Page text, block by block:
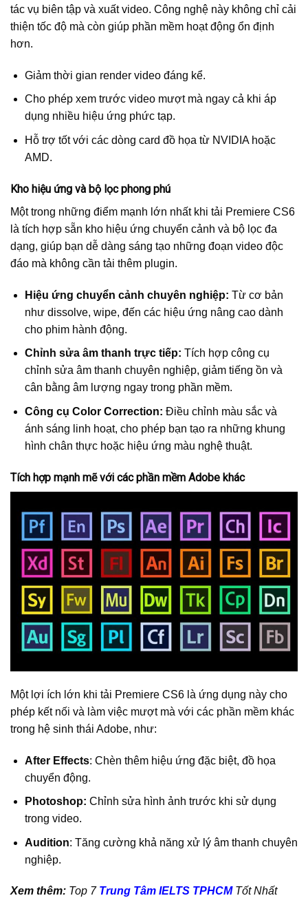
tác vụ biên tập và xuất video. Công nghệ này không chỉ cải
thiện tốc độ mà còn giúp phần mềm hoạt động ổn định
hơn.
Giảm thời gian render video đáng kể.
Cho phép xem trước video mượt mà ngay cả khi áp
dụng nhiều hiệu ứng phức tạp.
Hỗ trợ tốt với các dòng card đồ họa từ NVIDIA hoặc
AMD.
Kho hiệu ứng và bộ lọc phong phú
Một trong những điểm mạnh lớn nhất khi tải Premiere CS6
là tích hợp sẵn kho hiệu ứng chuyển cảnh và bộ lọc đa
dạng, giúp bạn dễ dàng sáng tạo những đoạn video độc
đáo mà không cần tải thêm plugin.
Hiệu ứng chuyển cảnh chuyên nghiệp: Từ cơ bản
như dissolve, wipe, đến các hiệu ứng nâng cao dành
cho phim hành động.
Chỉnh sửa âm thanh trực tiếp: Tích hợp công cụ
chỉnh sửa âm thanh chuyên nghiệp, giảm tiếng ồn và
cân bằng âm lượng ngay trong phần mềm.
Công cụ Color Correction: Điều chỉnh màu sắc và
ánh sáng linh hoạt, cho phép bạn tạo ra những khung
hình chân thực hoặc hiệu ứng màu nghệ thuật.
Tích hợp mạnh mẽ với các phần mềm Adobe khác
Một lợi ích lớn khi tải Premiere CS6 là ứng dụng này cho
phép kết nối và làm việc mượt mà với các phần mềm khác
trong hệ sinh thái Adobe, như:
After Effects: Chèn thêm hiệu ứng đặc biệt, đồ họa
chuyển động.
Photoshop: Chỉnh sửa hình ảnh trước khi sử dụng
trong video.
Audition: Tăng cường khả năng xử lý âm thanh chuyên
nghiệp.
Xem thêm: Top 7 Trung Tâm IELTS TPHCM Tốt Nhất